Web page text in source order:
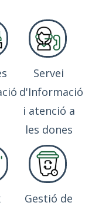
Servei
d'Informació
i atenció a
les dones
Gestió de